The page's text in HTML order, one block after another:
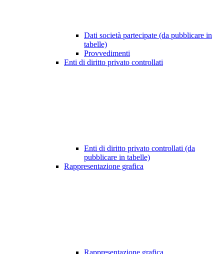
Dati società partecipate (da pubblicare in
tabelle)
Provvedimenti
Enti di diritto privato controllati
Enti di diritto privato controllati (da
pubblicare in tabelle)
Rappresentazione grafica